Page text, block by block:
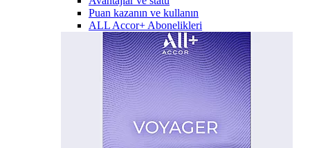
Puan kazanın ve kullanın
ALL Accor+ Abonelikleri